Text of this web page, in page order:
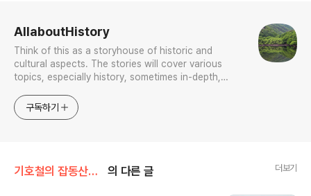
AllaboutHistory
Think of this as a storyhouse of historic and
cultural aspects. The stories will cover various
topics, especially history, sometimes in-depth,
approach will be to resist any common sense or
generalized viewpoint
구독하기
기호철의 잡동산이雜同散異 의 다른 글 더보기